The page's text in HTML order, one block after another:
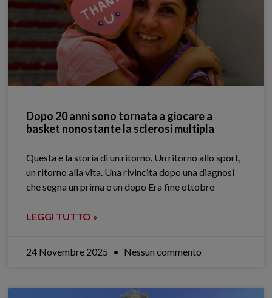
Dopo 20 anni sono tornata a giocare a
basket nonostante la sclerosi multipla
Questa è la storia di un ritorno. Un ritorno allo sport,
un ritorno alla vita. Una rivincita dopo una diagnosi
che segna un prima e un dopo Era fine ottobre
LEGGI TUTTO »
24 Novembre 2025 Nessun commento